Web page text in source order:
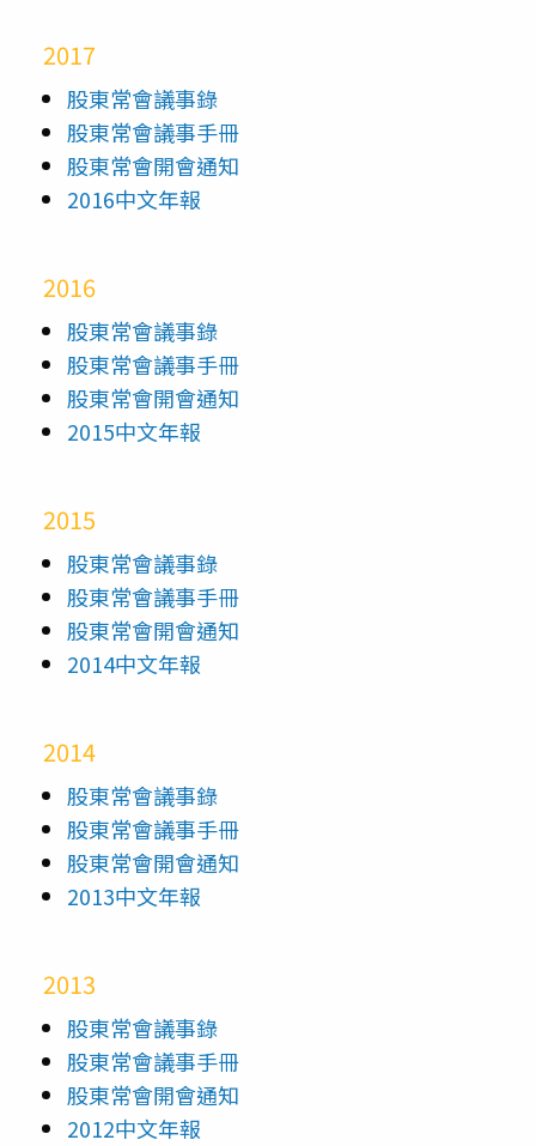
2017
股東常會議事錄
股東常會議事手冊
股東常會開會通知
2016中文年報
2016
股東常會議事錄
股東常會議事手冊
股東常會開會通知
2015中文年報
2015
股東常會議事錄
股東常會議事手冊
股東常會開會通知
2014中文年報
2014
股東常會議事錄
股東常會議事手冊
股東常會開會通知
2013中文年報
2013
股東常會議事錄
股東常會議事手冊
股東常會開會通知
2012中文年報